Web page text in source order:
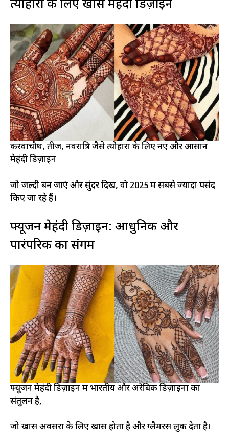
त्योहारों के लिए खास मेहंदी डिज़ाइन
करवाचौथ, तीज, नवरात्रि जैसे त्योहारों के लिए नए और आसान
मेहंदी डिज़ाइन
जो जल्दी बन जाएं और सुंदर दिखें, वो 2025 में सबसे ज्यादा पसंद
किए जा रहे हैं।
फ्यूजन मेहंदी डिज़ाइन: आधुनिक और
पारंपरिक का संगम
फ्यूजन मेहंदी डिज़ाइन में भारतीय और अरेबिक डिज़ाइनों का
संतुलन है,
जो खास अवसरों के लिए खास होता है और ग्लैमरस लुक देता है।